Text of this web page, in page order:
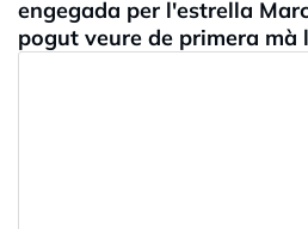
engegada per l'estrella
pogut veure de primera mà